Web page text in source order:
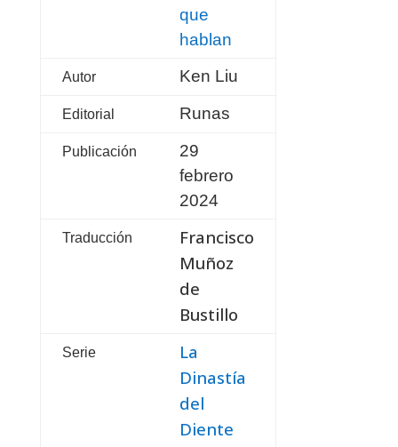
que
hablan
Autor Ken Liu
Editorial Runas
Publicación
29
febrero
2024
Traducción
Francisco
Muñoz
de
Bustillo
Serie
La
Dinastía
del
Diente